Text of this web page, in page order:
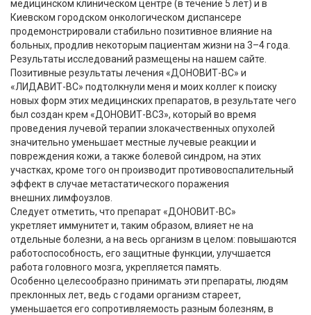
медицинском клиническом центре (в течение 5 лет) и в
Киевском городском онкологическом диспансере
продемонстрировали стабильно позитивное влияние на
больных, продлив некоторым пациентам жизни на 3–4 года.
Результаты исследований размещены на нашем сайте.
Позитивные результаты лечения «ДОНОВИТ-ВС» и
«ЛИДАВИТ-ВС» подтолкнули меня и моих коллег к поиску
новых форм этих медицинских препаратов, в результате чего
был создан крем «ДОНОВИТ-ВС3», который во время
проведения лучевой терапии злокачественных опухолей
значительно уменьшает местные лучевые реакции и
повреждения кожи, а также болевой синдром, на этих
участках, кроме того он производит противовоспалительный
эффект в случае метастатического поражения
внешних лимфоузлов.
Следует отметить, что препарат «ДОНОВИТ-ВС»
укретляет иммунитет и, таким образом, влияет не на
отдельные болезни, а на весь организм в целом: повышаются
работоспособность, его защитные функции, улучшается
работа головного мозга, укрепляется память.
Особенно целесообразно принимать эти препараты, людям
преклонных лет, ведь с годами организм стареет,
уменьшается его сопротивляемость разным болезням, в